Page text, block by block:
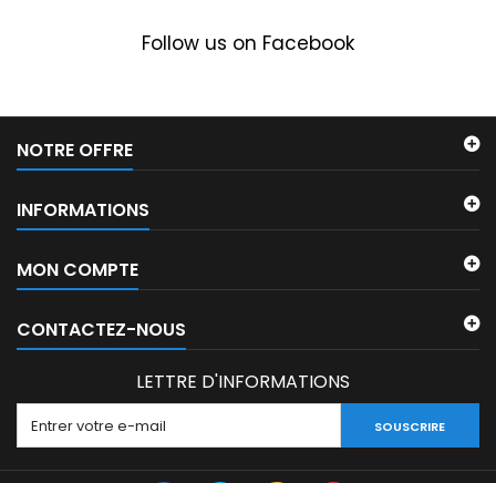
Follow us on Facebook
NOTRE OFFRE
INFORMATIONS
MON COMPTE
CONTACTEZ-NOUS
LETTRE D'INFORMATIONS
SOUSCRIRE